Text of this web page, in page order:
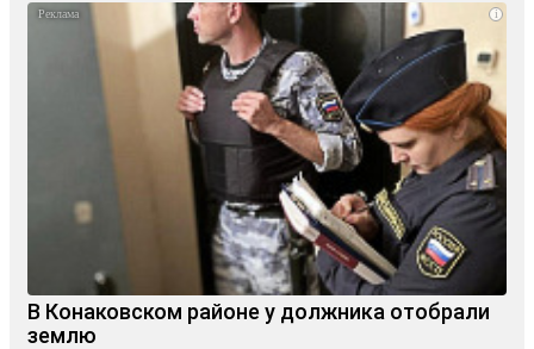
i
В Конаковском районе у должника отобрали
землю